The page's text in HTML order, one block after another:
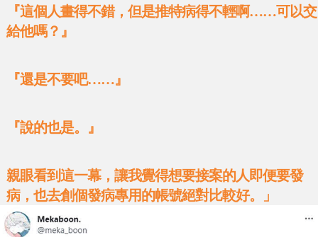
『這個人畫得不錯，但是推特病得不輕啊……可以交
給他嗎？』
『還是不要吧……』
『說的也是。』
親眼看到這一幕，讓我覺得想要接案的人即便要發
病，也去創個發病專用的帳號絕對比較好。」